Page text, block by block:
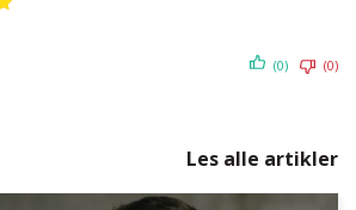
(0) (0)
Les alle artikler